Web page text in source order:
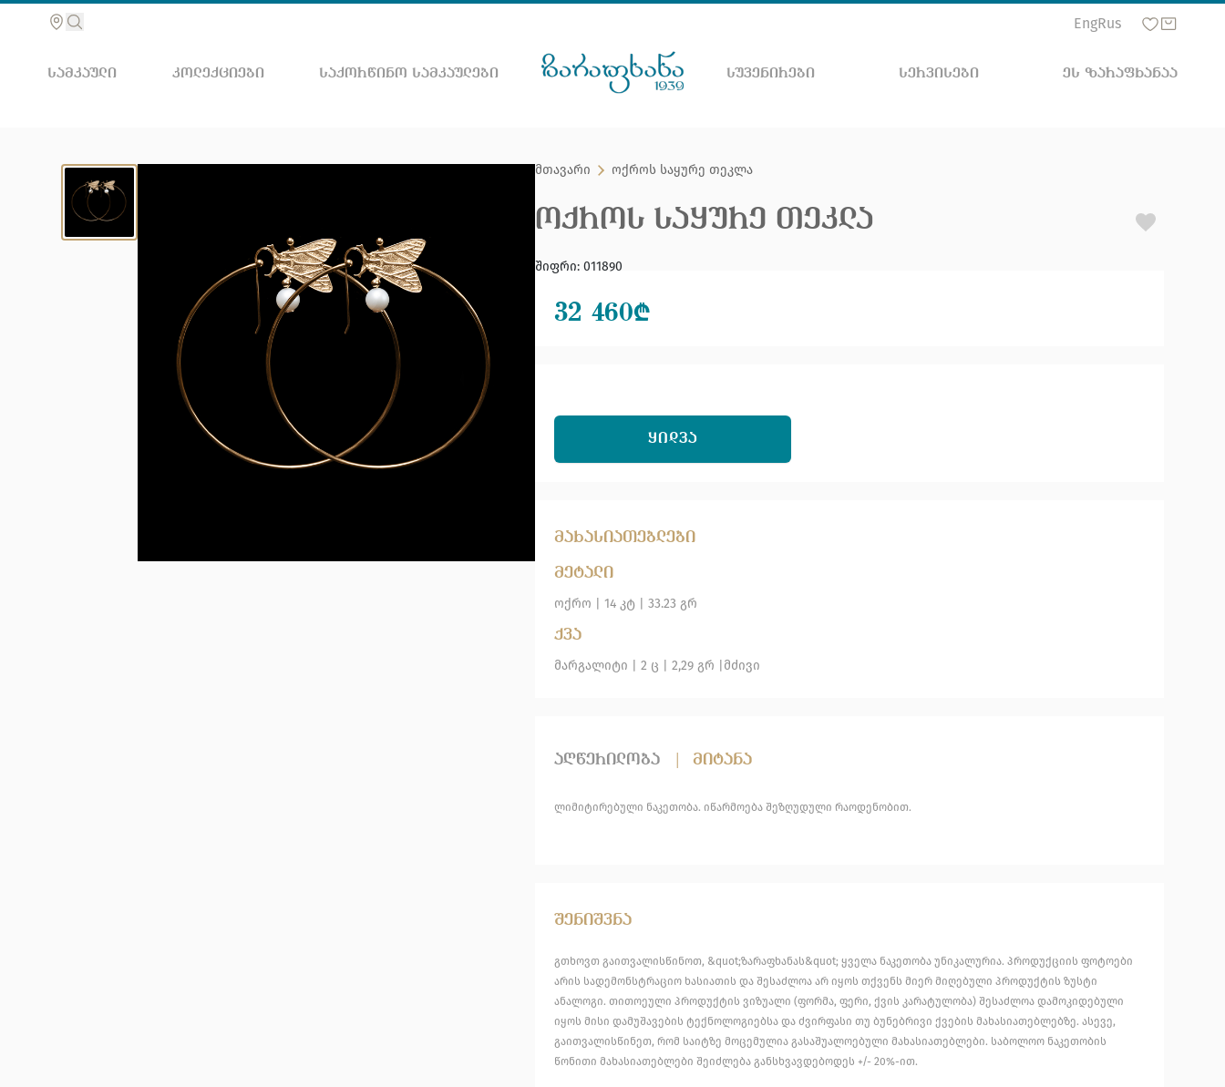
EngRus
ᲡᲐᲛᲙᲐᲣᲚᲘ ᲙᲝᲚᲔᲥᲪᲘᲔᲑᲘ ᲡᲐᲥᲝᲠᲬᲘᲜᲝ ᲡᲐᲛᲙᲐᲣᲚᲔᲑᲘ ᲡᲣᲕᲔᲜᲘᲠᲔᲑᲘ ᲡᲔᲠᲕᲘᲡᲔᲑᲘ ᲔᲡ ᲖᲐᲠᲐᲤᲮᲐᲜᲐᲐ
მთავარი ოქროს საყურე თეკლა
ᲝᲥᲠᲝᲡ ᲡᲐᲧᲣᲠᲔ ᲗᲔᲙᲚᲐ
შიფრი:011890
32 460₾
ᲧᲘᲓᲕᲐ
მახასიათებლები
მეტალი
ოქრო 14 კტ |33.23 გრ
ქვა
მარგალიტი | 2 ც | 2,29 გრ | მძივი
აღწერილობა მიტანა
ლიმიტირებული ნაკეთობა. იწარმოება შეზღუდული რაოდენობით.
შენიშვნა
გთხოვთ გაითვალისწინოთ, &quot;ზარაფხანას&quot; ყველა ნაკეთობა უნიკალურია. პროდუქციის ფოტოები
არის სადემონსტრაციო ხასიათის და შესაძლოა არ იყოს თქვენს მიერ მიღებული პროდუქტის ზუსტი
ანალოგი. თითოეული პროდუქტის ვიზუალი (ფორმა, ფერი, ქვის კარატულობა) შესაძლოა დამოკიდებული
იყოს მისი დამუშავების ტექნოლოგიებსა და ძვირფასი თუ ბუნებრივი ქვების მახასიათებლებზე. ასევე,
გაითვალისწინეთ, რომ საიტზე მოცემულია გასაშუალოებული მახასიათებლები. საბოლოო ნაკეთობის
წონითი მახასიათებლები შეიძლება განსხვავდებოდეს +/- 20%-ით.